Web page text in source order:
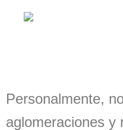
Personalmente,
aglomeraciones y